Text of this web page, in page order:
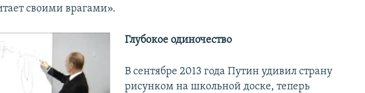
своими врагами».
Глубокое одиночество
В сентябре 2013 года Путин удивил страну
рисунком на школьной доске, теперь